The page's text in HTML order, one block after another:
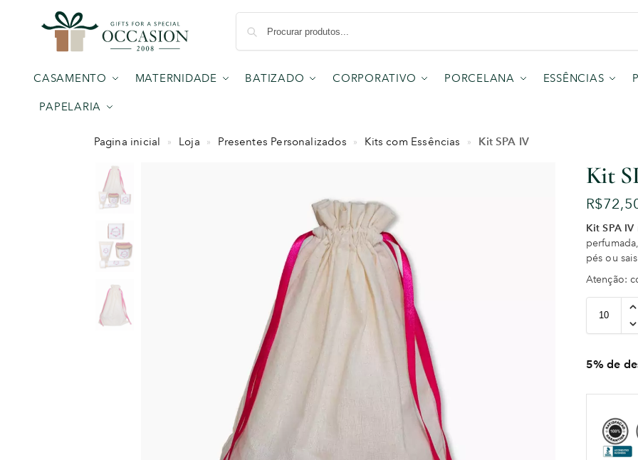
CASAMENTO MATERNIDADE BATIZADO CORPORATIVO PORCELANA ESSÊNCIAS
PAPELARIA
Pagina inicial » Loja » Presentes Personalizados » Kits com Essências » Kit SPA IV
Kit
R$
Kit SPA IV
pés ou
Atenção:
5% de